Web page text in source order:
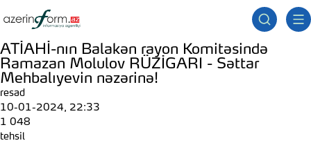
ATİAHİ-nın Balakən rayon Komitəsində
Ramazan Molulov RÜZİGARI - Səttar
Mehbalıyevin nəzərinə!
resad
10-01-2024, 22:33
1 048
tehsil